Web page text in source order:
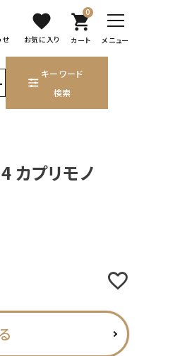
せ
favorite
お気に入り
0
shopping_cart
カート メニュー
キーワード
検索
カプリモノ